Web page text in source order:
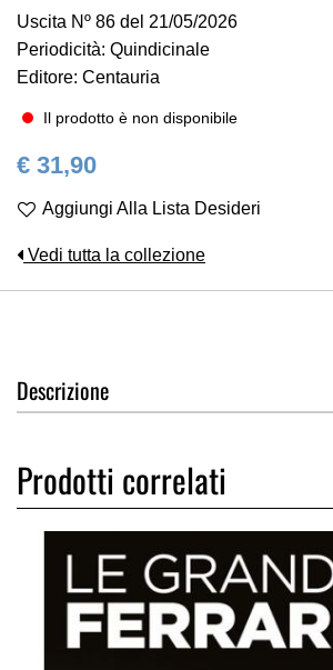
Uscita Nº 86 del 21/05/2026
Periodicità: Quindicinale
Editore: Centauria
Il prodotto è non disponibile
€ 31,90
Aggiungi Alla Lista Desideri
Vedi tutta la collezione
Descrizione
Prodotti correlati